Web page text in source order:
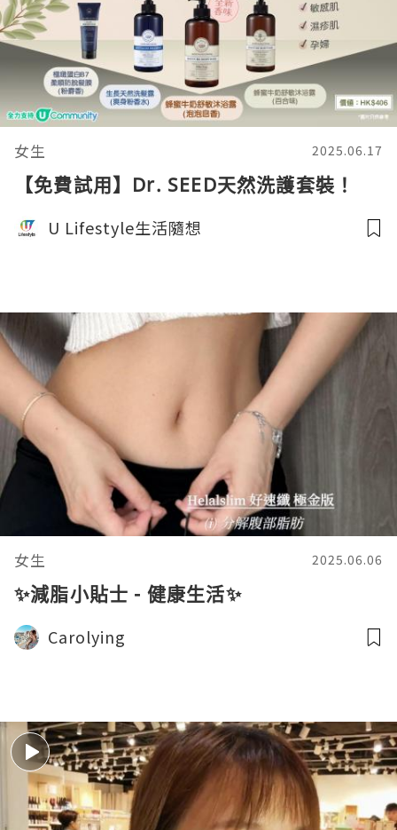
女生 2025.06.17
【免費試用】Dr. SEED天然洗護套裝！
U Lifestyle生活隨想
女生 2025.06.06
✨減脂小貼士 - 健康生活✨
Carolying